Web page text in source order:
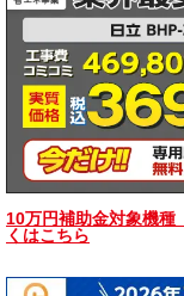
10万円補助金対象機
くはこちら